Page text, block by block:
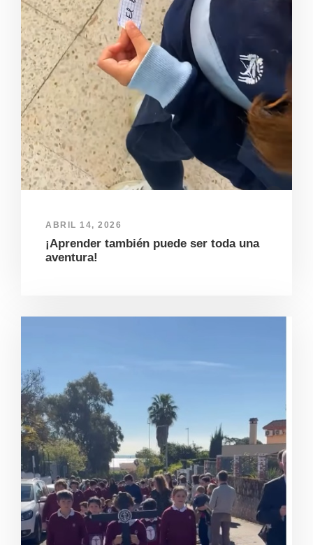
ABRIL 14, 2026
¡Aprender también puede ser toda una
aventura!